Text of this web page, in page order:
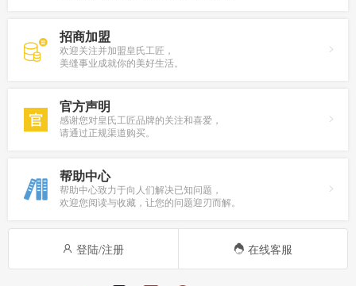
招商加盟
欢迎关注并加盟皇氏工匠，
美缝事业成就你的美好生活。
官方声明
感谢您对皇氏工匠品牌的关注和喜爱，
请通过正规渠道购买。
帮助中心
帮助中心致力于向人们解决已知问题，
欢迎您阅读与收藏，让您的问题迎刃而解。
登陆/注册 在线客服